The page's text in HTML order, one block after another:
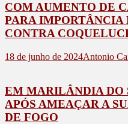
COM AUMENTO DE
PARA IMPORTÂNCIA
CONTRA
18 de junho de 2024Antonio
EM MARILÂNDIA DO
APÓS AMEAÇAR A
DE FOGO